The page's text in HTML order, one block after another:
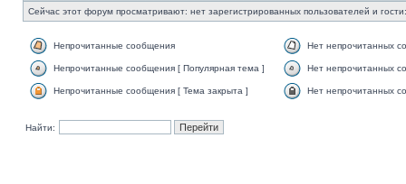
Сейчас этот форум просматривают: нет зарегистрированных пользователей и
Непрочитанные сообщения Нет непрочитанных
Непрочитанные сообщения [ Популярная тема ] Нет непрочитанных
Непрочитанные сообщения [ Тема закрыта ] Нет непрочитанных
Найти: